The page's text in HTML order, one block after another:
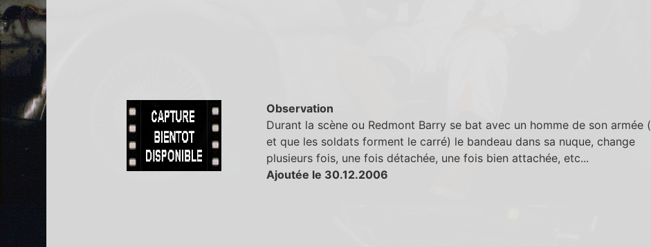
Observation
Durant la scène ou Redmont Barry se bat avec un homme de son armée (
et que les soldats forment le carré) le bandeau dans sa nuque, change
plusieurs fois, une fois détachée, une fois bien attachée, etc...
Ajoutée le 30.12.2006